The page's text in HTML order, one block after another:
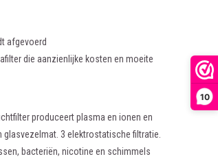
10
afgevoerd
die aanzienlijke kosten en moeite
produceert plasma en ionen en
3 elektrostatische filtratie.
bacteriën, nicotine en schimmels